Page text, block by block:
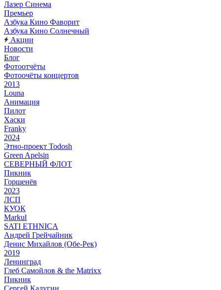
Лазер Синема
Премьер
Азбука Кино Фаворит
Азбука Кино Солнечный
Акции
Новости
Блог
Фотоотчёты
Фотоочёты концертов
2013
Louna
Анимация
Пилот
Хаски
Franky
2024
Этно-проект Todosh
Green Apelsin
СЕВЕРНЫЙ ФЛОТ
Пикник
Горшенёв
2023
ЛСП
КУОК
Markul
SATI ETHNICA
Андрей Грейчайник
Денис Михайлов (Обе-Рек)
2019
Ленинград
Глеб Самойлов & the Matrixx
Пикник
Сергей Калугин